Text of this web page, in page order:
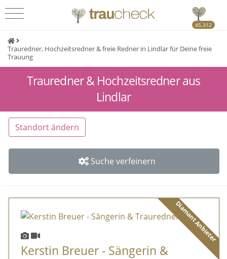
45.312
Trauredner, Hochzeitsredner & freie Redner in Lindlar für Deine freie
Trauung
Trauredner & Hochzeitsredner aus
Lindlar
Standort ändern
Suche verfeinern
Diamant Anbieter
Kerstin Breuer - Sängerin &